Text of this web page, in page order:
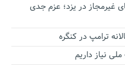
غیرمجاز در یزد؛ عزم جدی
ترامپ در کنگره
نیاز داریم